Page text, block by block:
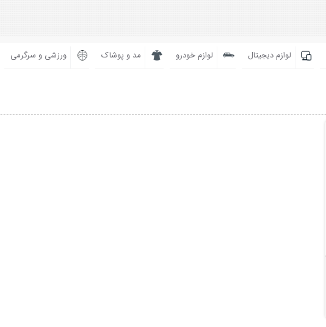
لوازم دیجیتال لوازم خودرو مد و پوشاک ورزشی و سرگرمی